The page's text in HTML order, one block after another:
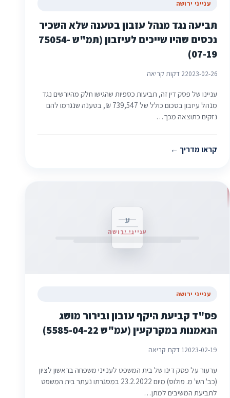
ענייני ירושה
תביעה נגד מנהל עזבון בטענה שלא השכיר
נכסים שהיו שייכים לעיזבון (תמ"ש 75054-
07-19)
2023-02-262 דקות קריאה
עניינו של פסק דין זה, תביעות כספיות שהגישו חלק מהיורשים נגד
מנהל עיזבון בסכום כולל של 739,547 ₪, בטענה שנגרמו להם
נזקים כתוצאה מכך…
קראו מדריך
ע
ענייני ירושה
ענייני ירושה
פס"ד קביעת היקף עזבון ובירור מושג
הנאמנות במקרקעין (עמ"ש 5585-04-22)
2023-02-191 דקת קריאה
ערעור על פסק דינו של בית המשפט לענייני משפחה בראשון לציון
(כב' הש' מ. פולוס) מיום 23.2.2022 במסגרתו נעתר בית המשפט
לתביעת המשיבים למתן…